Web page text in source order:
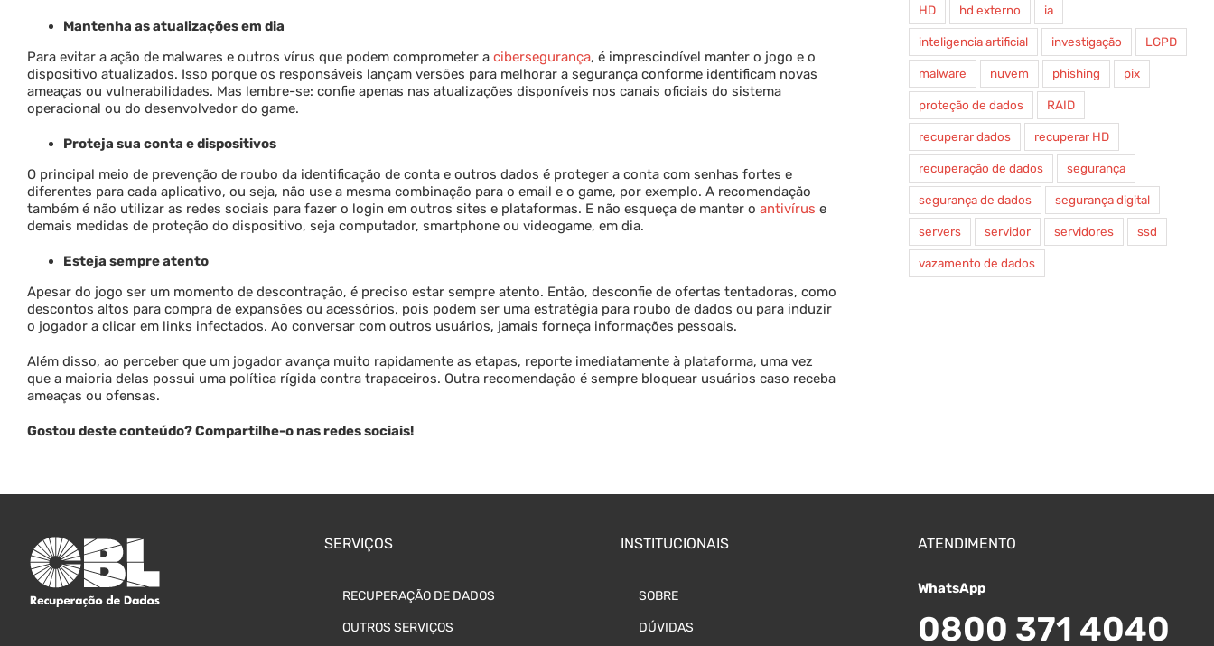
Mantenha as atualizações em dia
Para evitar a ação de malwares e outros vírus que podem comprometer a cibersegurança, é imprescindível manter o jogo e o
dispositivo atualizados. Isso porque os responsáveis lançam versões para melhorar a segurança conforme identificam novas
ameaças ou vulnerabilidades. Mas lembre-se: confie apenas nas atualizações disponíveis nos canais oficiais do sistema
operacional ou do desenvolvedor do game.
Proteja sua conta e dispositivos
O principal meio de prevenção de roubo da identificação de conta e outros dados é proteger a conta com senhas fortes e
diferentes para cada aplicativo, ou seja, não use a mesma combinação para o email e o game, por exemplo. A recomendação
também é não utilizar as redes sociais para fazer o login em outros sites e plataformas. E não esqueça de manter o antivírus e
demais medidas de proteção do dispositivo, seja computador, smartphone ou videogame, em dia.
Esteja sempre atento
Apesar do jogo ser um momento de descontração, é preciso estar sempre atento. Então, desconfie de ofertas tentadoras, como
descontos altos para compra de expansões ou acessórios, pois podem ser uma estratégia para roubo de dados ou para induzir
o jogador a clicar em links infectados. Ao conversar com outros usuários, jamais forneça informações pessoais.
Além disso, ao perceber que um jogador avança muito rapidamente as etapas, reporte imediatamente à plataforma, uma vez
que a maioria delas possui uma política rígida contra trapaceiros. Outra recomendação é sempre bloquear usuários caso receba
ameaças ou ofensas.
Gostou deste conteúdo? Compartilhe-o nas redes sociais!
HD hd externo ia
inteligencia artificial investigação LGPD
malware nuvem phishing pix
proteção de dados RAID
recuperar dados recuperar HD
recuperação de dados segurança
segurança de dados segurança digital
servers servidor servidores ssd
vazamento de dados
SERVIÇOS
RECUPERAÇÃO DE DADOS
OUTROS SERVIÇOS
INSTITUCIONAIS
SOBRE
DÚVIDAS
ATENDIMENTO
WhatsApp
0800 371 4040